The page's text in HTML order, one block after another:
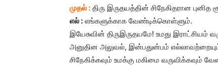
முதல் : திரு இருதயத்தின் சிநேகிதரான புனித
எல் : எங்களுக்காக வேண்டிக்கொள்ளும்.
இயேசுவின் திருஇருதயமே! உமது
அனுதின அலுவல், இன்பதுன்பம்
சிநேகிக்கவும் உமக்கு மகிமை வருவிக்கவும்